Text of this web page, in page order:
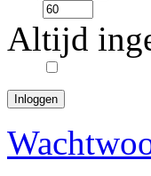
Altijd